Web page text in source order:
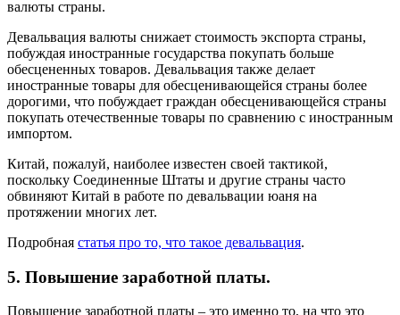
валюты страны.
Девальвация валюты снижает стоимость экспорта страны,
побуждая иностранные государства покупать больше
обесцененных товаров. Девальвация также делает
иностранные товары для обесценивающейся страны более
дорогими, что побуждает граждан обесценивающейся страны
покупать отечественные товары по сравнению с иностранным
импортом.
Китай, пожалуй, наиболее известен своей тактикой,
поскольку Соединенные Штаты и другие страны часто
обвиняют Китай в работе по девальвации юаня на
протяжении многих лет.
Подробная статья про то, что такое девальвация.
5. Повышение заработной платы.
Повышение заработной платы – это именно то, на что это